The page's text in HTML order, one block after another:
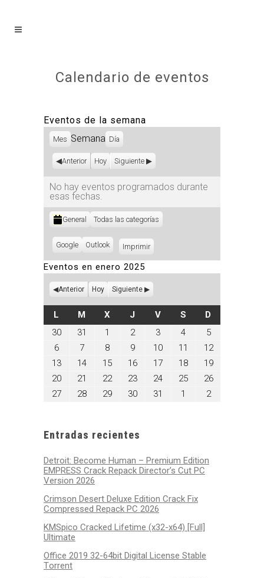
Calendario de eventos
Eventos de la semana
Mes Semana Día
Anterior Hoy Siguiente
No hay eventos programados durante
esas fechas.
Categorías
General Todas las categorías
Subscribe
Google
Subscribe
Outlook ImprimirVistas
Eventos en enero 2025
Anterior Hoy Siguiente
L LUNES
M MARTES
XMIÉRCOLES
J JUEVES
VVIERNES
SSÁBADO
D
30diciembre
31
diciembre
1
enero
2025
2enero
2025
3enero
3,
2025
4enero
4,
2025
5enero
5,
2025
6enero
6,
2025
7enero
7,
2025
8enero
8,
2025
9enero
9,
2025
10enero
10,
11
enero
2025
12enero
12,
2025
13enero
2025
14enero
2025
15enero
2025
16enero
2025
17enero
2025
18enero
18,
2025
19enero
19,
2025
20enero
20,
2025
21
enero
2025
22enero
2025
23enero
2025
24enero
25enero
26enero
27enero
28enero
29enero
30enero
31
enero1
febrero
2febrero
Entradas recientes
Detroit: Become Human – Premium Edition
EMPRESS Crack Repack Director’s Cut PC
Version 2026
Crimson Desert Deluxe Edition Crack Fix
Compressed Repack PC 2026
KMSpico Cracked Lifetime (x32-x64) [Full]
Ultimate
Office 2019 32-64bit Digital License Stable
Tоrrеnt